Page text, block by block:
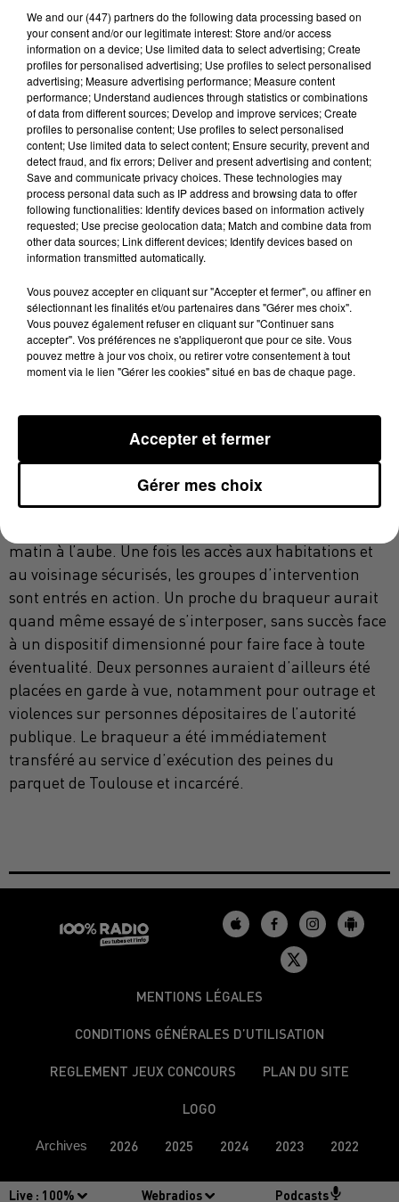
Live : 100% Webradios Podcasts
Un criminel condamné pour braquage à main armée
Les gendarmes, tombés sur cet individu réputé très
dangereux, ont rapidement déployé un gros dispositif
vu le pedigree du loustic : un criminel de 45 ans
condamné pour vols à main armée. Selon une source
judiciaire, le braqueur« originaire de la communauté
des gens du voyage sédentarisés »se terrait en
plusieurs points de la région proche des Pyrénées :
Toulouse, Cazères, Martres-Tolosane et même
Bagnères-de-Bigorre (Hautes-Pyrénées). Son profil
aurait convaincu les gendarmes d’employer une
méthode aussi musclée qu'infaillible. Se sachant
recherché, le braqueur était en effet sur ses gardes et
ses proches surveillaient même activement les allées
et venues suspectes.
Une trentaine de gendarmes, avec notamment
l'antenne GIGN de Toulouse appuyés par des PSIG
(peloton de surveillance et d’intervention de la
matin à l’aube. Une fois les accès aux habitations et
au voisinage sécurisés, les groupes d’intervention
sont entrés en action. Un proche du braqueur aurait
quand même essayé de s’interposer, sans succès face
à un dispositif dimensionné pour faire face à toute
éventualité. Deux personnes auraient d’ailleurs été
placées en garde à vue, notamment pour outrage et
violences sur personnes dépositaires de l’autorité
publique. Le braqueur a été immédiatement
transféré au service d’exécution des peines du
parquet de Toulouse et incarcéré.
MENTIONS LÉGALES
CONDITIONS GÉNÉRALES D’UTILISATION
REGLEMENT JEUX CONCOURS PLAN DU SITE
LOGO
Archives 2026 2025 2024 2023 2022
We and our (447) partnersdo the following data processing based on
your consent and/or our legitimate interest: Store and/or access
information on a device; Use limited data to select advertising; Create
profiles for personalised advertising; Use profiles to select personalised
advertising; Measure advertising performance; Measure content
performance; Understand audiences through statistics or combinations
of data from different sources; Develop and improve services; Create
profiles to personalise content; Use profiles to select personalised
content; Use limited data to select content; Ensure security, prevent and
detect fraud, and fix errors; Deliver and present advertising and content;
Save and communicate privacy choices. These technologies may
process personal data such as IP address and browsing data to offer
following functionalities: Identify devices based on information actively
requested; Use precise geolocation data; Match and combine data from
other data sources; Link different devices; Identify devices based on
information transmitted automatically.
Vous pouvez accepter en cliquant sur "Accepter et fermer", ou affiner en
sélectionnant les finalités et/ou partenaires dans "Gérer mes choix".
Vous pouvez également refuser en cliquant sur "Continuer sans
accepter". Vos préférences ne s'appliqueront que pour ce site. Vous
pouvez mettre à jour vos choix, ou retirer votre consentement à tout
moment via le lien "Gérer les cookies" situé en bas de chaque page.
Gérer mes choix
Accepter et fermer